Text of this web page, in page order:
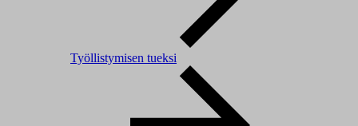
Työllistymisen tueksi